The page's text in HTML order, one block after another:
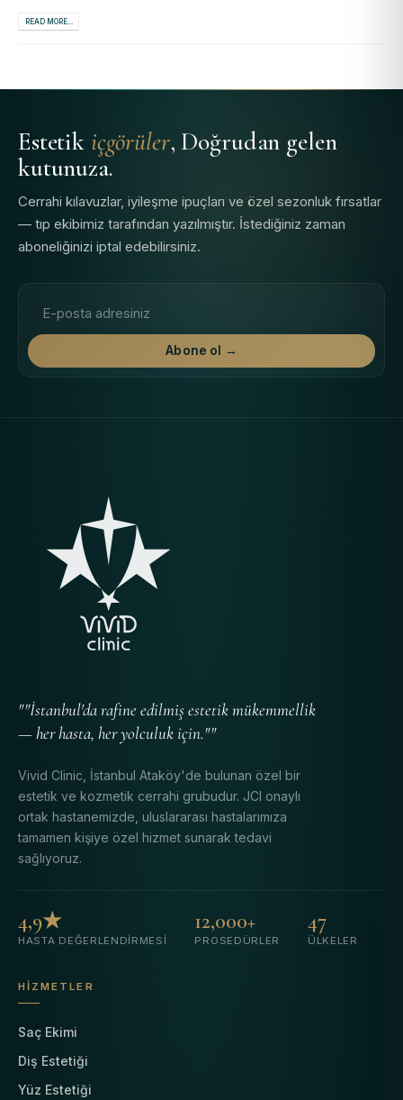
READ MORE...
Estetik içgörüler, Doğrudan gelen
kutunuza.
Cerrahi kılavuzlar, iyileşme ipuçları ve özel sezonluk fırsatlar
— tıp ekibimiz tarafından yazılmıştır. İstediğiniz zaman
aboneliğinizi iptal edebilirsiniz.
Abone ol →
""İstanbul'da rafine edilmiş estetik mükemmellik
— her hasta, her yolculuk için.""
Vivid Clinic, İstanbul Ataköy'de bulunan özel bir
estetik ve kozmetik cerrahi grubudur. JCI onaylı
ortak hastanemizde, uluslararası hastalarımıza
tamamen kişiye özel hizmet sunarak tedavi
sağlıyoruz.
4,9★
HASTA DEĞERLENDIRMESI
12,000+
PROSEDÜRLER
47
ÜLKELER
HIZMETLER
Saç Ekimi
Diş Estetiği
Yüz Estetiği